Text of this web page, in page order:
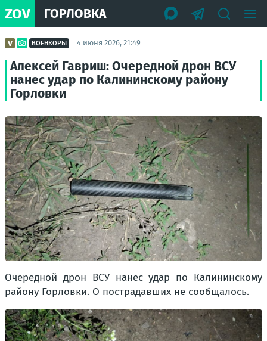
ZOV ГОРЛОВКА
ВОЕНКОРЫ 4 июня 2026, 21:49
Алексей Гавриш: Очередной дрон ВСУ
нанес удар по Калининскому району
Горловки
Очередной дрон ВСУ нанес удар по Калининскому
району Горловки. О пострадавших не сообщалось.